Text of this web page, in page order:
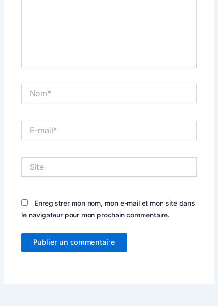
mail*
Enregistrer mon nom, mon e-mail et mon site dans
le navigateur pour mon prochain commentaire.